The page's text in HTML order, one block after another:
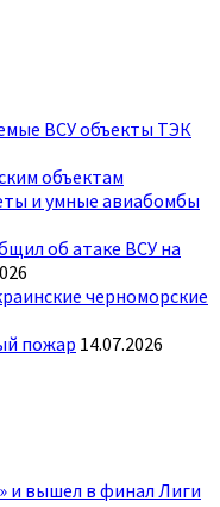
ВСУ объекты ТЭК
объектам
и умные авиабомбы
об атаке ВСУ на
черноморские
пожар 14.07.2026
и вышел в финал Лиги